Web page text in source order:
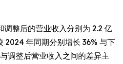
调整后的营业收入分别为 2.2 亿
2024 年同期分别增长 36% 与下
调整后营业收入之间的差异主